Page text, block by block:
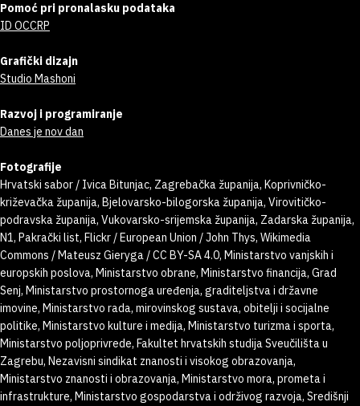
Pomoć pri pronalasku podataka
ID OCCRP
Grafički dizajn
Studio Mashoni
Razvoj i programiranje
Danes je nov dan
Fotografije
Hrvatski sabor / Ivica Bitunjac, Zagrebačka županija, Koprivničko-
križevačka županija, Bjelovarsko-bilogorska županija, Virovitičko-
podravska županija, Vukovarsko-srijemska županija, Zadarska županija,
N1, Pakrački list, Flickr / European Union / John Thys, Wikimedia
Commons / Mateusz Gieryga / CC BY-SA 4.0, Ministarstvo vanjskih i
europskih poslova, Ministarstvo obrane, Ministarstvo financija, Grad
Senj, Ministarstvo prostornoga uređenja, graditeljstva i državne
imovine, Ministarstvo rada, mirovinskog sustava, obitelji i socijalne
politike, Ministarstvo kulture i medija, Ministarstvo turizma i sporta,
Ministarstvo poljoprivrede, Fakultet hrvatskih studija Sveučilišta u
Zagrebu, Nezavisni sindikat znanosti i visokog obrazovanja,
Ministarstvo znanosti i obrazovanja, Ministarstvo mora, prometa i
infrastrukture, Ministarstvo gospodarstva i održivog razvoja, Središnji